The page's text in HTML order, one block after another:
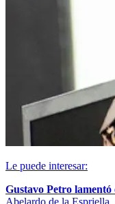
Le puede interesar:
Gustavo Petro
Abelardo de la Espriella